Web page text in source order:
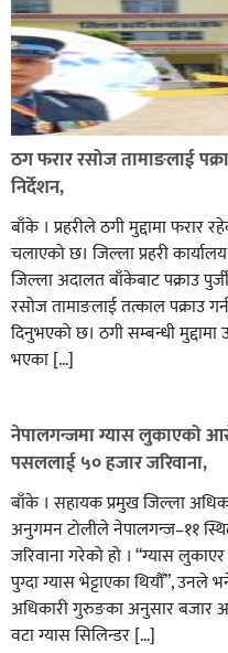
ठग फरार रसोज तामाङलाई
निर्देशन,
बाँके । प्रहरीले ठगी मुद्दामा फरार
चलाएको छ। जिल्ला प्रहरी
जिल्ला अदालत बाँकेबाट पक्राउ
रसोज तामाङलाई तत्काल पक्राउ
दिनुभएको छ। ठगी सम्बन्धी
भएका […]
नेपालगन्जमा ग्यास लुकाएको
पसललाई ५० हजार जरिवाना,
बाँके । सहायक प्रमुख जिल्ला
अनुगमन टोलीले नेपालगन्ज–११ स्थित
जरिवाना गरेको हो । “ग्यास
पुग्दा ग्यास भेट्टाएका थियौँ”,
अधिकारी गुरुङका अनुसार बजार
वटा ग्यास सिलिन्डर […]